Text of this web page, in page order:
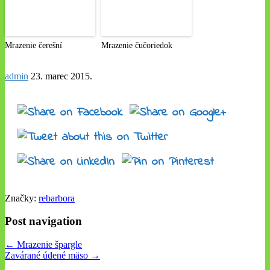
Mrazenie čerešní Mrazenie čučoriedok
admin 23. marec 2015.
Značky: rebarbora
Post navigation
← Mrazenie špargle
Zavárané údené mäso →